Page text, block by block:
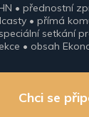
• přednostní
• přímá
setkání
• obsah
Chci se